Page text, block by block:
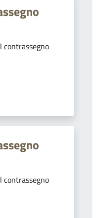
contrassegno
contrassegno